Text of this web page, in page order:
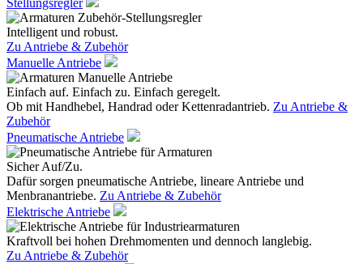
Stellungsregler
Intelligent und robust.
Zu Antriebe & Zubehör
Manuelle Antriebe
Einfach auf. Einfach zu. Einfach geregelt.
Ob mit Handhebel, Handrad oder Kettenradantrieb. Zu Antriebe &
Zubehör
Pneumatische Antriebe
Sicher Auf/Zu.
Dafür sorgen pneumatische Antriebe, lineare Antriebe und
Menbranantriebe. Zu Antriebe & Zubehör
Elektrische Antriebe
Kraftvoll bei hohen Drehmomenten und dennoch langlebig.
Zu Antriebe & Zubehör